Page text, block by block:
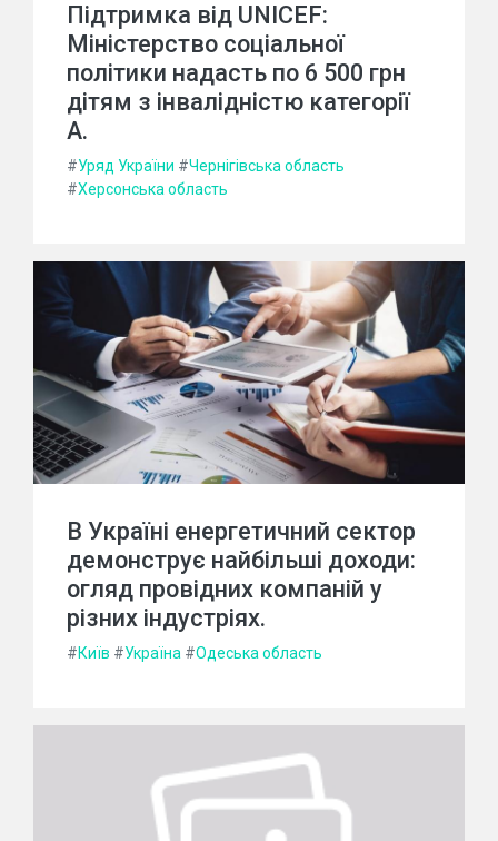
Підтримка від UNICEF:
Міністерство соціальної
політики надасть по 6 500 грн
дітям з інвалідністю категорії
А.
#Уряд України #Чернігівська область
#Херсонська область
В Україні енергетичний сектор
демонструє найбільші доходи:
огляд провідних компаній у
різних індустріях.
#Київ #Україна #Одеська область